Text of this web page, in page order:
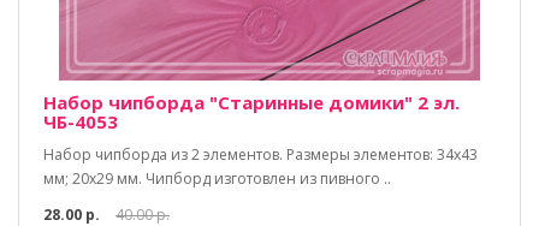
Набор чипборда "Старинные домики" 2 эл.
ЧБ-4053
Набор чипборда из 2 элементов. Размеры элементов: 34х43
мм; 20х29 мм. Чипборд изготовлен из пивного ..
28.00 р.
40.00 р.